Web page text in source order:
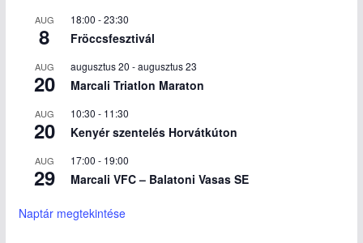
AUG
8
18:00 -23:30
Fröccsfesztivál
AUG
20
augusztus 20 -augusztus 23
Marcali Triatlon Maraton
AUG
20
10:30 - 11:30
Kenyér szentelés Horvátkúton
AUG
29
17:00 - 19:00
Marcali VFC – Balatoni Vasas SE
Naptár megtekintése